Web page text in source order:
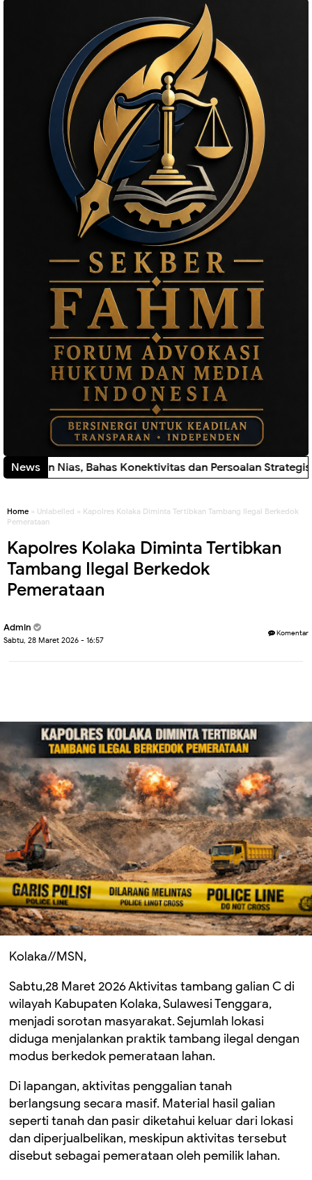
NewsKonektivitas dan Persoalan Strategis Daerah New!
Home » Unlabelled » Kapolres Kolaka Diminta Tertibkan Tambang Ilegal Berkedok
Pemerataan
Kapolres Kolaka Diminta Tertibkan
Tambang Ilegal Berkedok
Pemerataan
Admin
Sabtu, 28 Maret 2026 - 16:57
Komentar
Kolaka//MSN,
Sabtu,28 Maret 2026 Aktivitas tambang galian C di
wilayah Kabupaten Kolaka, Sulawesi Tenggara,
menjadi sorotan masyarakat. Sejumlah lokasi
diduga menjalankan praktik tambang ilegal dengan
modus berkedok pemerataan lahan.
Di lapangan, aktivitas penggalian tanah
berlangsung secara masif. Material hasil galian
seperti tanah dan pasir diketahui keluar dari lokasi
dan diperjualbelikan, meskipun aktivitas tersebut
disebut sebagai pemerataan oleh pemilik lahan.